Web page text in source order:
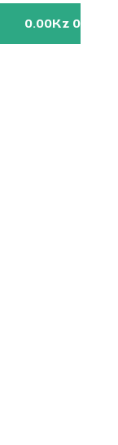
0.00Kz 0